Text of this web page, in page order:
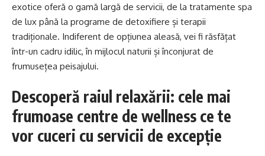
exotice oferă o gamă largă de servicii, de la tratamente spa
de lux până la programe de detoxifiere și terapii
tradiționale. Indiferent de opțiunea aleasă, vei fi răsfățat
într-un cadru idilic, în mijlocul naturii și înconjurat de
frumusețea peisajului.
Descoperă raiul relaxării: cele mai
frumoase centre de wellness ce te
vor cuceri cu servicii de excepție